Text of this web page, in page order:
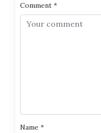
Comment *
Name *